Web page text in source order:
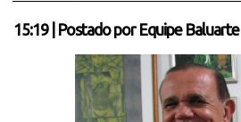
15:19| Postado por Equipe Baluarte